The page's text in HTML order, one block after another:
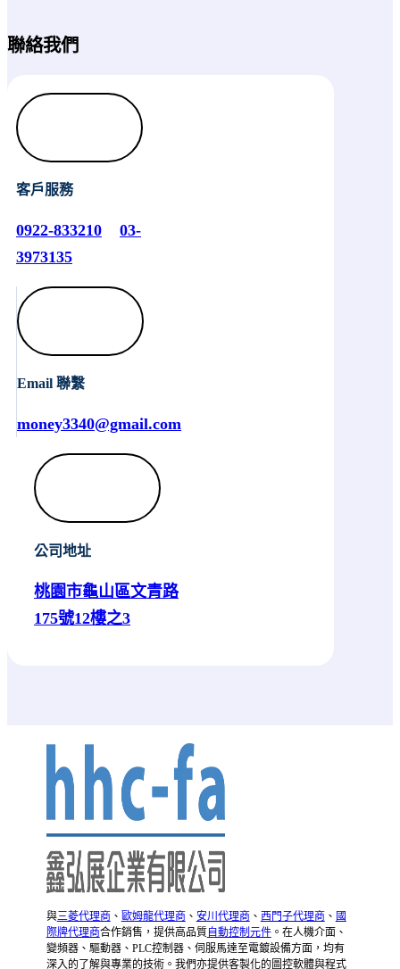
聯絡我們
客戶服務
0922-833210
03-
3973135
Email 聯繫
money3340@gmail.com
公司地址
桃園市龜山區文青路
175號12樓之3
與三菱代理商、 歐姆龍代理商、 安川代理商、 西門子代理商、 國
際牌代理商合作銷售，提供高品質自動控制元件。在人機介面、
變頻器、驅動器、PLC控制器、伺服馬達至電鍍設備方面，均有
深入的了解與專業的技術。我們亦提供客製化的圖控軟體與程式